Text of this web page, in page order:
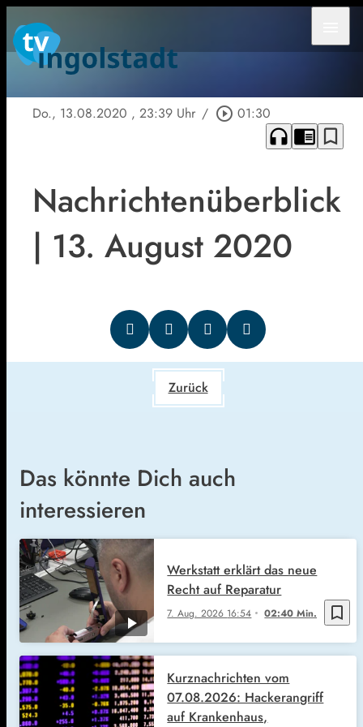
Do., 13.08.2020 , 23:39 Uhr / play_circle_outline 01:30
headphones chrome_reader_mode bookmark_border
Nachrichtenüberblick
| 13. August 2020
Zurück
Das könnte Dich auch
interessieren
bookmark_border
7. Aug. 2026 16:54 02:40 Min.
Werkstatt erklärt das neue
Recht auf Reparatur
Kurznachrichten vom
07.08.2026: Hackerangriff
auf Krankenhaus,